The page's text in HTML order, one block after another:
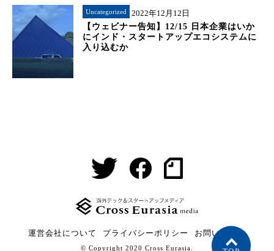
Uncategorized 2022年12月12日
【ウェビナー告知】12/15 日本企業はいか
にインド・スタートアップエコシステムに
入り込むか
運営会社について プライバシーポリシー お問い合わせ
© Copyright 2020 Cross Eurasia.